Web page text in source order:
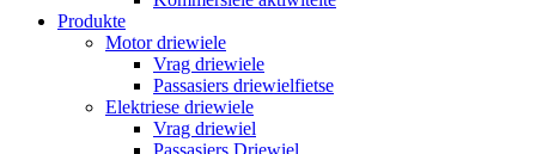
Produkte
Motor driewiele
Vrag driewiele
Passasiers driewielfietse
Elektriese driewiele
Vrag driewiel
Passasiers Driewiel